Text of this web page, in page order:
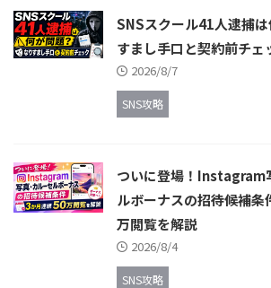
SNSスクール41人逮捕
すまし手口と契約前チェ
2026/8/7
SNS攻略
ついに登場！Instagram
ルボーナスの招待候補
万閲覧を解説
2026/8/4
SNS攻略